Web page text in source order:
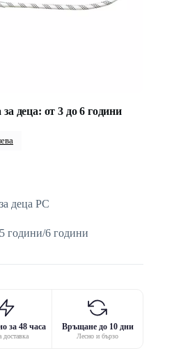
деца: от 3 до 6 години
деца PC
години/6 години
за 48 часа
доставка
Връщане до 10 дни
Лесно и бързо